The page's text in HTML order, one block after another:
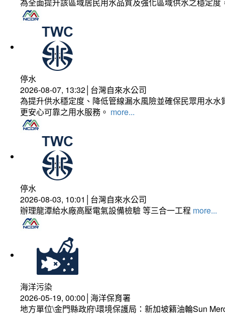
停水
2026-08-07, 13:32│台灣自來水公司
為提升供水穩定度、降低管線漏水風險並確保民眾用水
更安心可靠之用水服務。 more...
停水
2026-08-03, 10:01│台灣自來水公司
辦理龍潭給水廠高壓電氣設備檢驗 等三合一工程 more...
海洋污染
2026-05-19, 00:00│海洋保育署
地方單位\金門縣政府\環境保護局：新加坡籍油輪Sun